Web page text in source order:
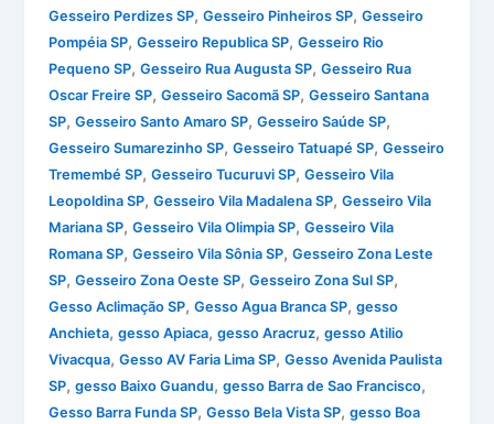
Gesseiro Perdizes SP,Gesseiro Pinheiros SP,Gesseiro
Pompéia SP,Gesseiro Republica SP,Gesseiro Rio
Pequeno SP,Gesseiro Rua Augusta SP,Gesseiro Rua
Oscar Freire SP,Gesseiro Sacomã SP,Gesseiro Santana
SP,Gesseiro Santo Amaro SP,Gesseiro Saúde SP,
Gesseiro Sumarezinho SP,Gesseiro Tatuapé SP,Gesseiro
Tremembé SP,Gesseiro Tucuruvi SP,Gesseiro Vila
Leopoldina SP,Gesseiro Vila Madalena SP,Gesseiro Vila
Mariana SP,Gesseiro Vila Olimpia SP,Gesseiro Vila
Romana SP,Gesseiro Vila Sônia SP,Gesseiro Zona Leste
SP,Gesseiro Zona Oeste SP,Gesseiro Zona Sul SP,
Gesso Aclimação SP,Gesso Agua Branca SP,gesso
Anchieta,gesso Apiaca,gesso Aracruz,gesso Atilio
Vivacqua,Gesso AV Faria Lima SP,Gesso Avenida Paulista
SP,gesso Baixo Guandu,gesso Barra de Sao Francisco,
Gesso Barra Funda SP,Gesso Bela Vista SP,gesso Boa